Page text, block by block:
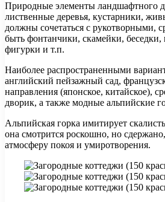
Природные элементы ландшафтного
лиственные деревья, кустарники,
должны сочетаться с рукотворными,
быть фонтанчики, скамейки, беседки,
фигурки и т.п.
Наиболее распространенными
английский пейзажный сад,
направления (японское, китайское),
дворик, а также модные альпийские
Альпийская горка имитирует
она смотрится роскошно, но
атмосферу покоя и умиротворения.